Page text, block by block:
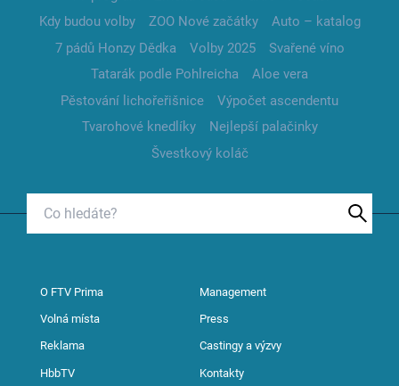
Kdy budou volby
ZOO Nové začátky
Auto – katalog
7 pádů Honzy Dědka
Volby 2025
Svařené víno
Tatarák podle Pohlreicha
Aloe vera
Pěstování lichořeřišnice
Výpočet ascendentu
Tvarohové knedlíky
Nejlepší palačinky
Švestkový koláč
O FTV Prima Management
Volná místa Press
Reklama Castingy a výzvy
HbbTV Kontakty